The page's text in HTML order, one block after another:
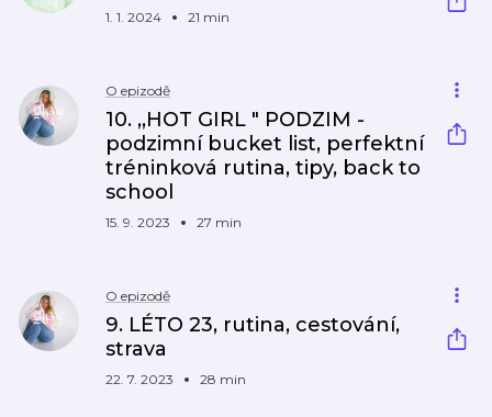
1. 1. 2024 21 min
O epizodě
10. ,,HOT GIRL " PODZIM -
podzimní bucket list, perfektní
tréninková rutina, tipy, back to
school
15. 9. 2023 27 min
O epizodě
9. LÉTO 23, rutina, cestování,
strava
22. 7. 2023 28 min